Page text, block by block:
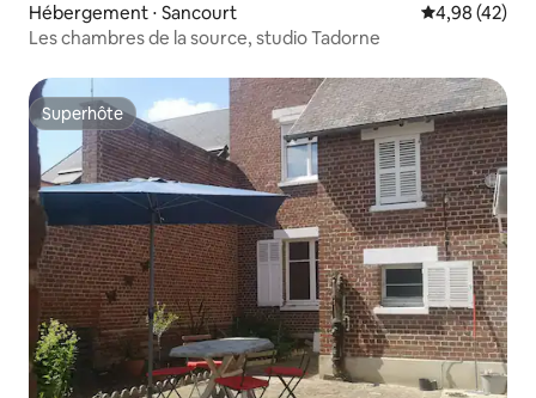
Hébergement ⋅ Sancourt Évaluation
4,98 (42)
Les chambres de la source, studio Tadorne
Superhôte
Superhôte